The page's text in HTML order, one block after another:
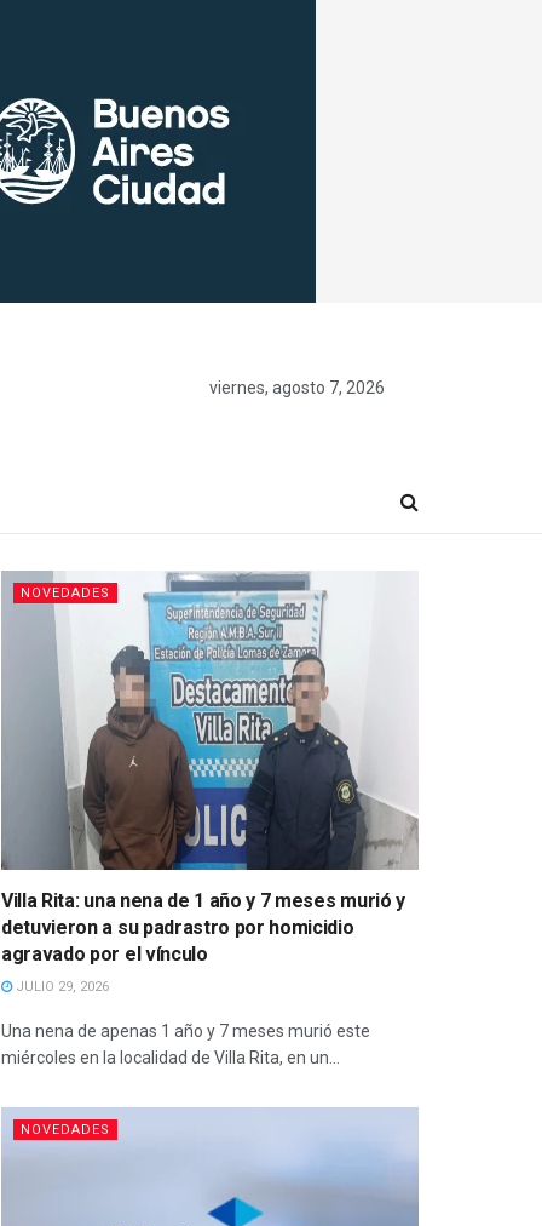
viernes, agosto 7, 2026
NOVEDADES
Villa Rita: una nena de 1 año y 7 meses murió y
detuvieron a su padrastro por homicidio
agravado por el vínculo
JULIO 29, 2026
Una nena de apenas 1 año y 7 meses murió este
miércoles en la localidad de Villa Rita, en un...
NOVEDADES